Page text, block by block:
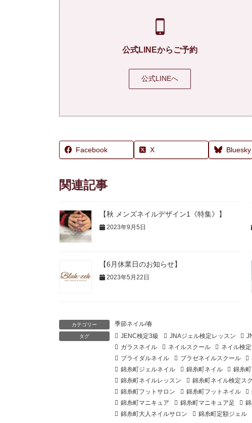
公式LINEからご予約
公式LINEへ
Facebook X Bluesky
関連記事
【秋 メンズネイルデザイン1《特集》】
2023年9月5日
【6月休業日のお知らせ】
2023年5月22日
カテゴリー 季節ネイル/春
タグ JENC検定3級 JNAジェル検定レッスン
ガラスネイル
ネイルスクール ネイル検
ブライダルネイル
ブラゼネイルスクール
錦糸町ジェルネイル
錦糸町ネイル 錦糸
錦糸町ネイルレッスン
錦糸町ネイル検定ス
錦糸町フットサロン
錦糸町フットネイル
錦糸町マニキュア
錦糸町マニキュア足
錦糸町大人ネイルサロン
錦糸町定額ジェル